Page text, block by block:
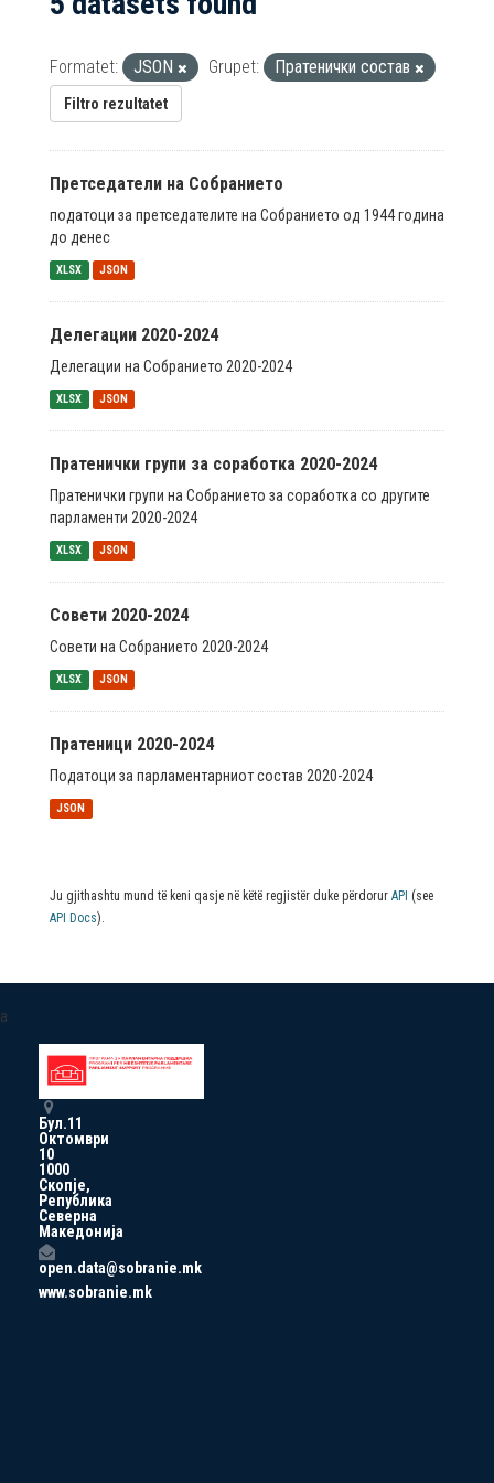
Formatet: JSON Grupet: Пратенички состав
Filtro rezultatet
Претседатели на Собранието
податоци за претседателите на Собранието од 1944 година
до денес
XLSX JSON
Делегации 2020-2024
Делегации на Собранието 2020-2024
XLSX JSON
Пратенички групи за соработка 2020-2024
Пратенички групи на Собранието за соработка со другите
парламенти 2020-2024
XLSX JSON
Совети 2020-2024
Совети на Собранието 2020-2024
XLSX JSON
Пратеници 2020-2024
Податоци за парламентарниот состав 2020-2024
JSON
Ju gjithashtu mund të keni qasje në këtë regjistër duke përdorur API (see
API Docs).
a
Бул.11
Октомври
10
1000
Скопје,
Република
Северна
Македонија
open.data@sobranie.mk
www.sobranie.mk